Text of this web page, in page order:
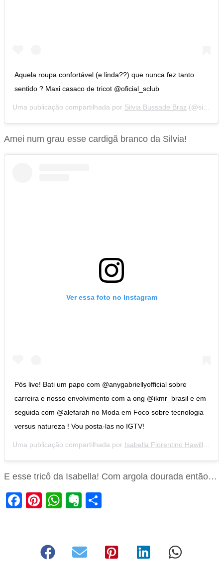
Aquela roupa confortável (e linda??) que nunca fez tanto
sentido ? Maxi casaco de tricot @oficial_sclub
Uma publicação compartilhada por Silvia Bussade Braz (@silviabraz) em
Amei num grau esse cardigã branco da Silvia!
Ver essa foto no Instagram
Pós live! Bati um papo com @anygabriellyofficial sobre
carreira e nosso envolvimento com a ong @ikmr_brasil e em
seguida com @alefarah no Moda em Foco sobre tecnologia
versus natureza ! Vou posta-las no IGTV!
Uma publicação compartilhada por Isabella Fiorentino Hawilla
E esse tricô da Isabella! Com argola dourada então…
Facebook
Pinterest
WhatsApp
Evernote